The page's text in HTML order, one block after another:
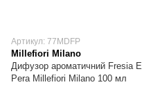
Артикул: 77MDFP
Millefiori Milano
Дифузор ароматичний Fresia E
Pera Millefiori Milano 100 мл